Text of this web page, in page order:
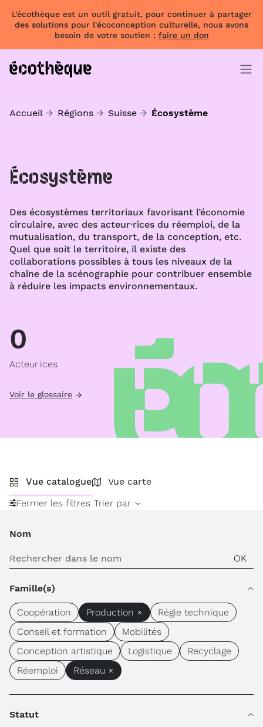
L'écothèque est un outil gratuit, pour continuer à partager
des solutions pour l'écoconception culturelle, nous avons
besoin de votre soutien : faire un don
Accueil Régions Suisse Écosystème
Écosystème
Des écosystèmes territoriaux favorisant l’économie
circulaire, avec des acteur·rices du réemploi, de la
mutualisation, du transport, de la conception, etc.
Quel que soit le territoire, il existe des
collaborations possibles à tous les niveaux de la
chaîne de la scénographie pour contribuer ensemble
à réduire les impacts environnementaux.
0
Acteur·ices
Voir le glossaire
Vue catalogue
Vue carte
Fermer les filtres Trier par
Nom
Famille(s)
Coopération Production ×
Régie technique
Conseil et formation
Mobilités
Conception artistique
Logistique
Recyclage
Réemploi
Réseau ×
Statut